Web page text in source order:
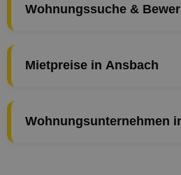
Wohnungssuche &
Mietpreise in Ansbach
Wohnungsunternehmen